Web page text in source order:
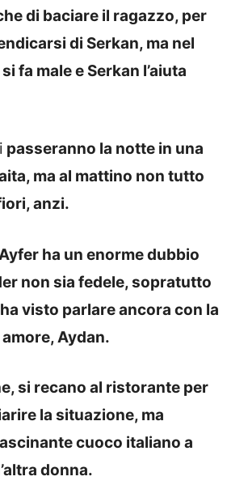
di baciare il ragazzo, per
di Serkan, ma nel
fa male e Serkan l’aiuta
passeranno la notte in una
ma al mattino non tutto
anzi.
Ayfer ha un enorme dubbio
non sia fedele, sopratutto
visto parlare ancora con la
Aydan.
si recano al ristorante per
la situazione, ma
cuoco italiano a
donna.